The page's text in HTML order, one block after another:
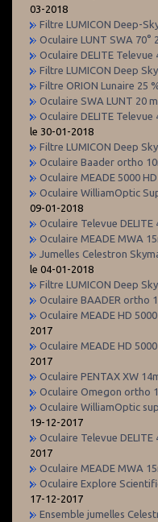
03-2018
Filtre LUMICON Deep-
Oculaire LUNT SWA 70°
Oculaire DELITE Televue
Filtre LUMICON Deep
Filtre ORION Lunaire 25
Oculaire SWA LUNT 20
Oculaire DELITE
le 30-01-2018
Filtre LUMICON Deep
Oculaire Baader ortho
Oculaire MEADE 5000
Oculaire WilliamOptic
09-01-2018
Oculaire Televue DELITE
Oculaire MEADE MWA
Jumelles Celestron
le 04-01-2018
Filtre LUMICON Deep
Oculaire BAADER ortho
Oculaire MEADE HD
2017
Oculaire MEADE HD
2017
Oculaire PENTAX XW
Oculaire Omegon ortho
Oculaire WilliamOptic
19-12-2017
Oculaire Televue DELITE
2017
Oculaire MEADE MWA
Oculaire Explore
17-12-2017
Ensemble jumelles